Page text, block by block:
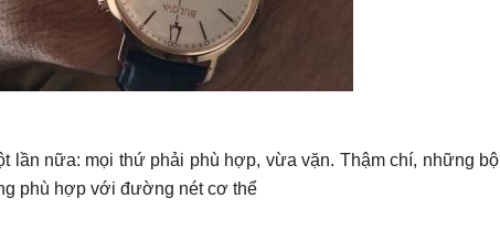
lần nữa: mọi thứ phải phù hợp, vừa vặn. Thậm chí, những bộ
phù hợp với đường nét cơ thể